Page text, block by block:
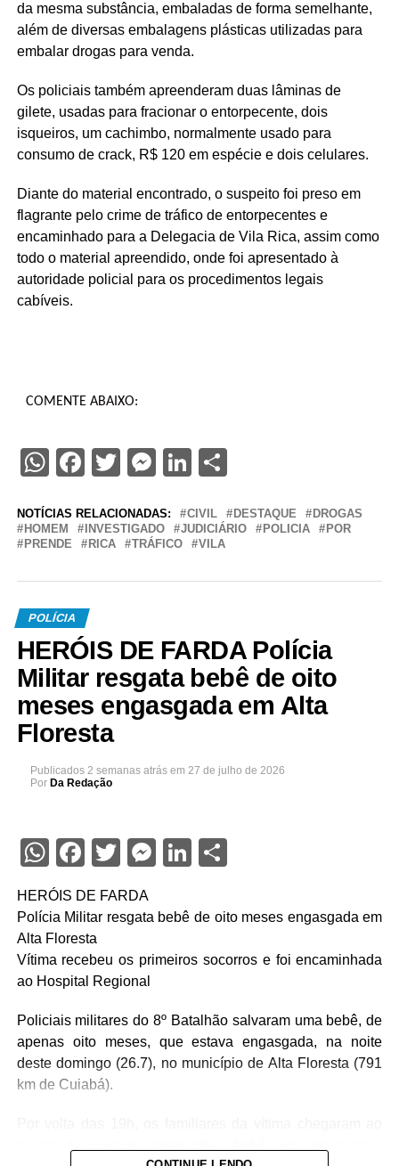
da mesma substância, embaladas de forma semelhante,
além de diversas embalagens plásticas utilizadas para
embalar drogas para venda.
Os policiais também apreenderam duas lâminas de
gilete, usadas para fracionar o entorpecente, dois
isqueiros, um cachimbo, normalmente usado para
consumo de crack, R$ 120 em espécie e dois celulares.
Diante do material encontrado, o suspeito foi preso em
flagrante pelo crime de tráfico de entorpecentes e
encaminhado para a Delegacia de Vila Rica, assim como
todo o material apreendido, onde foi apresentado à
autoridade policial para os procedimentos legais
cabíveis.
COMENTE ABAIXO:
WhatsApp
Facebook
Twitter
Messenger
LinkedIn
Share
NOTÍCIAS RELACIONADAS: CIVIL DESTAQUE
DROGAS
HOMEM
INVESTIGADO JUDICIÁRIO POLICIA
POR
PRENDE
RICA TRÁFICO VILA
POLÍCIA
HERÓIS DE FARDA Polícia
Militar resgata bebê de oito
meses engasgada em Alta
Floresta
Publicados 2 semanas atrás em 27 de julho de 2026
Por Da Redação
WhatsApp
Facebook
Twitter
Messenger
LinkedIn
Share
HERÓIS DE FARDA
Polícia Militar resgata bebê de oito meses engasgada em
Alta Floresta
Vítima recebeu os primeiros socorros e foi encaminhada
ao Hospital Regional
Policiais militares do 8º Batalhão salvaram uma bebê, de
apenas oito meses, que estava engasgada, na noite
deste domingo (26.7), no município de Alta Floresta (791
km de Cuiabá).